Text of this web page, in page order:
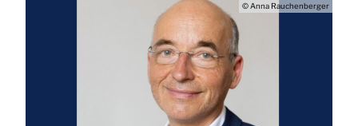
© Anna Rauchenberger